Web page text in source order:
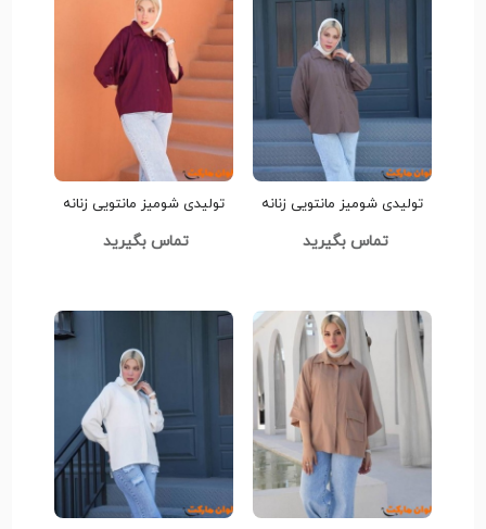
تولیدی شومیز مانتویی زنانه
تماس بگیرید
تولیدی شومیز مانتویی زنانه
تماس بگیرید